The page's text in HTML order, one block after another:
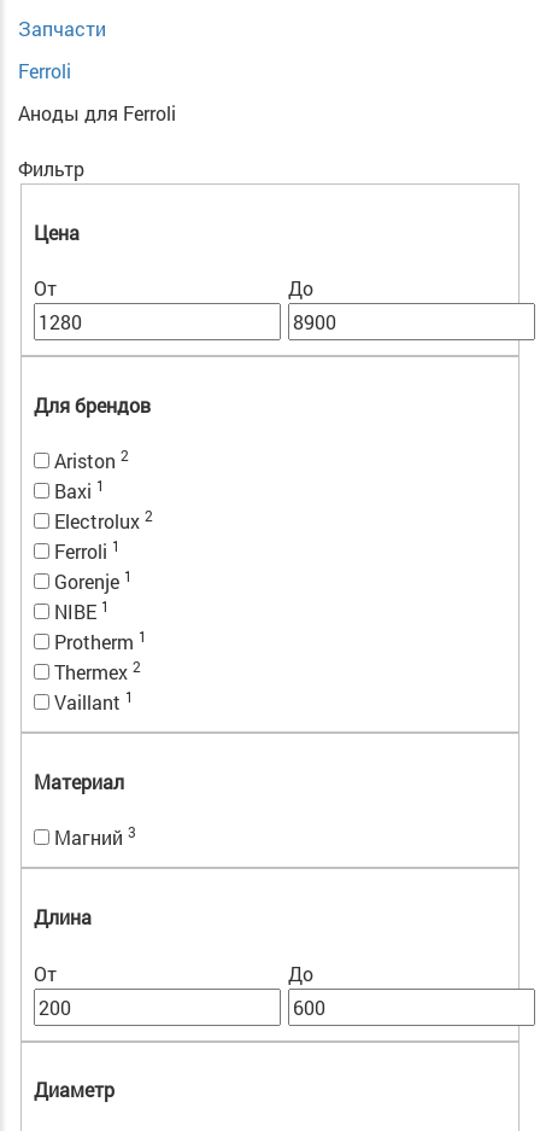
Запчасти
Ferroli
Аноды для Ferroli
Фильтр
Цена
От До
Для брендов
Ariston 2
Baxi 1
Electrolux 2
Ferroli 1
Gorenje 1
NIBE 1
Protherm 1
Thermex 2
Vaillant 1
Материал
Магний 3
Длина
От До
Диаметр